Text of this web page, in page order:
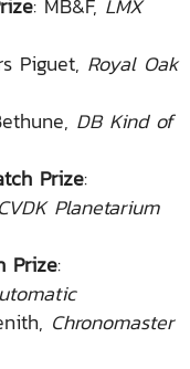
: MB&F, LMX
Piguet, Royal Oak
DB Kind of
Prize:
CVDK Planetarium
Prize:
Chronomaster